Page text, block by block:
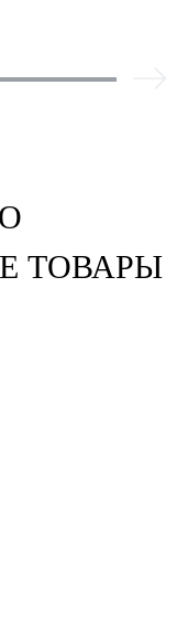
ТОВАРЫ